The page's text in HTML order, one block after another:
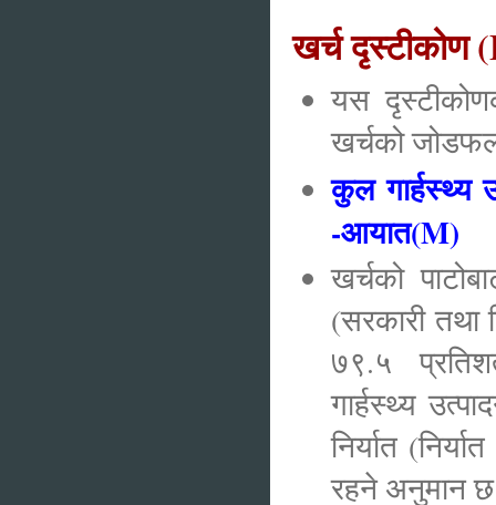
खर्च
यस
खर्चको
कुल गार्हस्थ्य
-आयात(M)
खर्चको
(सरकारी
७९.५
गार्हस्थ्य
निर्यात
रहने